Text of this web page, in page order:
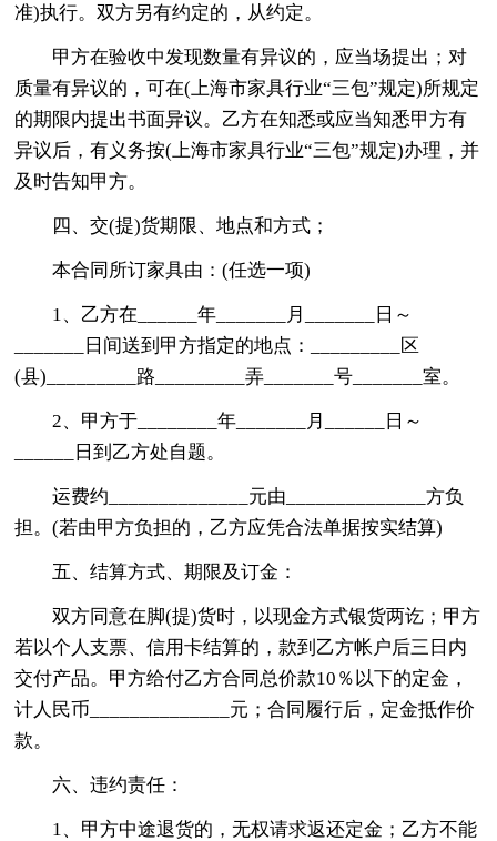
准)执行。双方另有约定的，从约定。
甲方在验收中发现数量有异议的，应当场提出；对
质量有异议的，可在(上海市家具行业“三包”规定)所规定
的期限内提出书面异议。乙方在知悉或应当知悉甲方有
异议后，有义务按(上海市家具行业“三包”规定)办理，并
及时告知甲方。
四、交(提)货期限、地点和方式；
本合同所订家具由：(任选一项)
1、乙方在______年_______月_______日～
_______日间送到甲方指定的地点：_________区
(县)_________路_________弄_______号_______室。
2、甲方于________年_______月______日～
______日到乙方处自题。
运费约______________元由______________方负
担。(若由甲方负担的，乙方应凭合法单据按实结算)
五、结算方式、期限及订金：
双方同意在脚(提)货时，以现金方式银货两讫；甲方
若以个人支票、信用卡结算的，款到乙方帐户后三日内
交付产品。甲方给付乙方合同总价款10％以下的定金，
计人民币______________元；合同履行后，定金抵作价
款。
六、违约责任：
1、甲方中途退货的，无权请求返还定金；乙方不能